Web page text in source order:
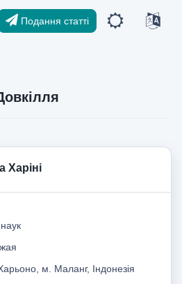
Подання статті
Харіні
м. Маланг, Індонезія